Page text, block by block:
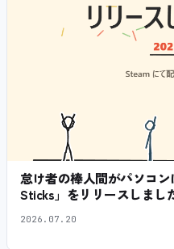
怠け者の棒人間がパソコ
Sticks」をリリースしまし
2026.07.20